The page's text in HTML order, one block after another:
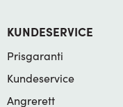
KUNDESERVICE
Prisgaranti
Kundeservice
Angrerett